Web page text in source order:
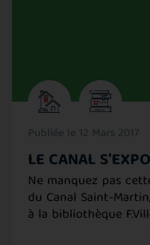
Publiée le 12 Mars 2017
LE CANAL
Ne manquez pas
du Canal Saint-
à la bibliothèque